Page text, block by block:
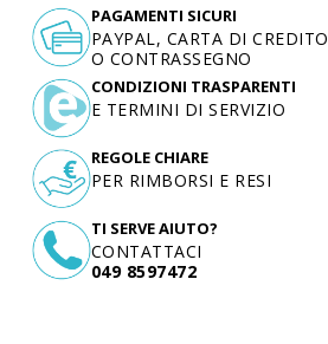
TI SERVE AIUTO?
CONTATTACI
049 8597472
PAGAMENTI SICURI
PAYPAL, CARTA DI CREDITO
O CONTRASSEGNO
CONDIZIONI TRASPARENTI
E TERMINI DI SERVIZIO
REGOLE CHIARE
PER RIMBORSI E RESI